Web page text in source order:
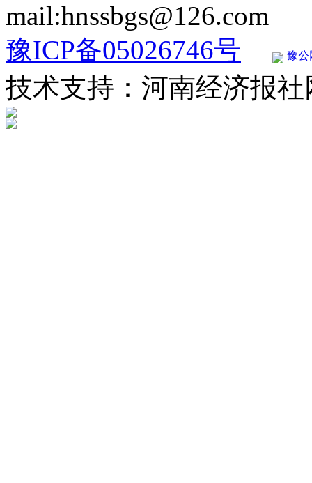
mail:hnssbgs@126.com
豫ICP备05026746号
豫公
技术支持：河南经济报社